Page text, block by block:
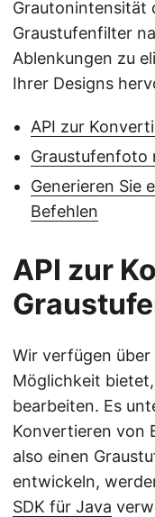
Grautonintensität
Graustufenfilter
Ablenkungen zu
Ihrer Designs
API zur
Graustufenfoto
Generieren Sie
Befehlen
API zur
Wir verfügen über
Möglichkeit
bearbeiten. Es
Konvertieren von
also einen
entwickeln,
SDK für Java